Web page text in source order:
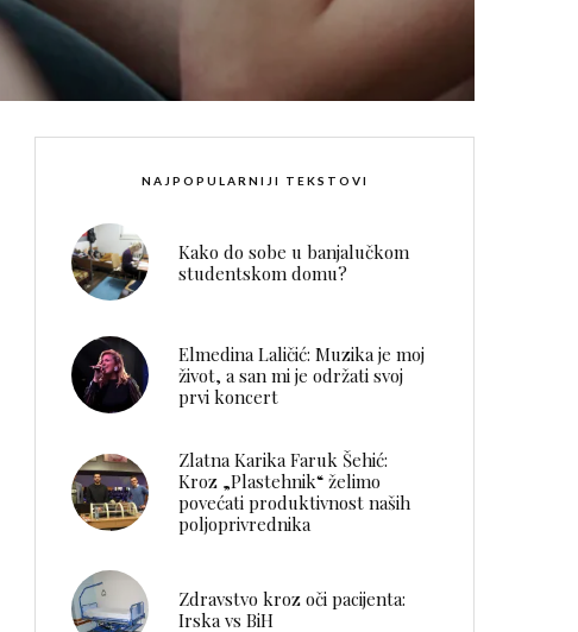
NAJPOPULARNIJI TEKSTOVI
Kako do sobe u banjalučkom
studentskom domu?
Elmedina Laličić: Muzika je moj
život, a san mi je održati svoj
prvi koncert
Zlatna Karika Faruk Šehić:
Kroz „Plastehnik“ želimo
povećati produktivnost naših
poljoprivrednika
Zdravstvo kroz oči pacijenta:
Irska vs BiH